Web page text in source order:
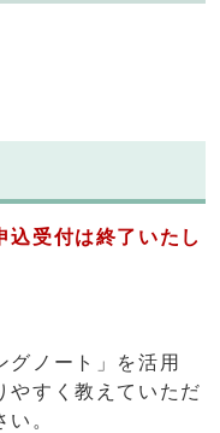
込受付は終了いたし
グノート」を活用
やすく教えていただ
。